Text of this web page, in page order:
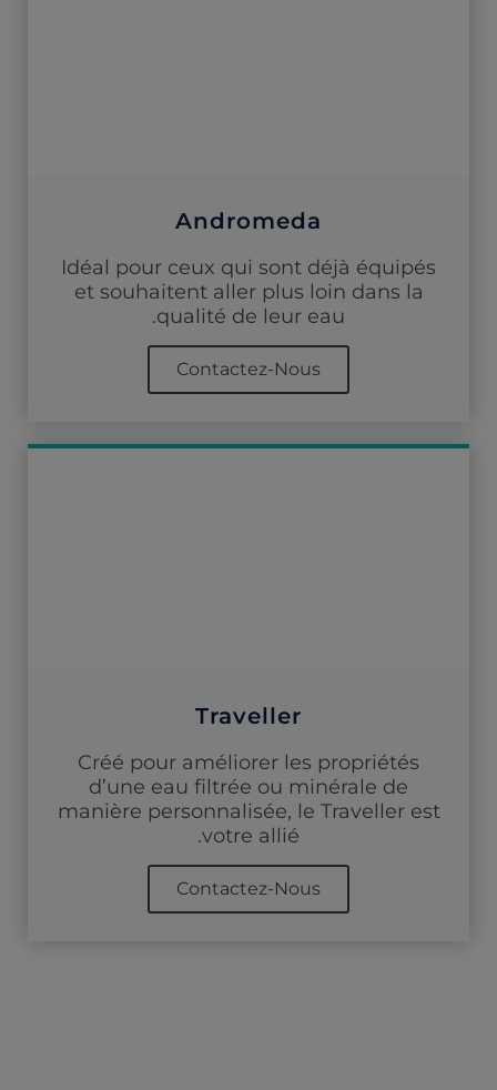
Andromeda
Idéal pour ceux qui sont déjà équipés
et souhaitent aller plus loin dans la
qualité de leur eau.
Contactez-Nous
Traveller
Créé pour améliorer les propriétés
d’une eau filtrée ou minérale de
manière personnalisée, le Traveller est
votre allié.
Contactez-Nous